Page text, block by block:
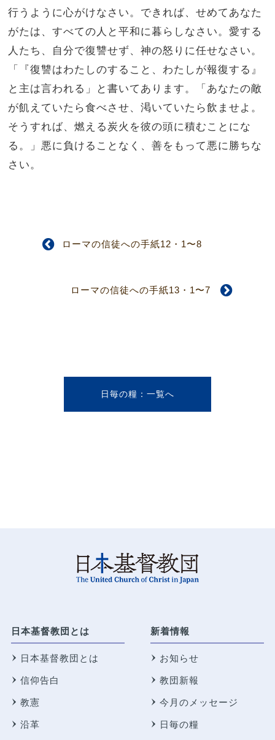
行うように心がけなさい。できれば、せめてあなた
がたは、すべての人と平和に暮らしなさい。愛する
人たち、自分で復讐せず、神の怒りに任せなさい。
「『復讐はわたしのすること、わたしが報復する』
と主は言われる」と書いてあります。「あなたの敵
が飢えていたら食べさせ、渇いていたら飲ませよ。
そうすれば、燃える炭火を彼の頭に積むことにな
る。」悪に負けることなく、善をもって悪に勝ちな
さい。
ローマの信徒への手紙12・1〜8
ローマの信徒への手紙13・1〜7
日毎の糧
日本基督教団とは
日本基督教団とは
信仰告白
教憲
沿革
新着情報
お知らせ
教団新報
今月のメッセージ
日毎の糧